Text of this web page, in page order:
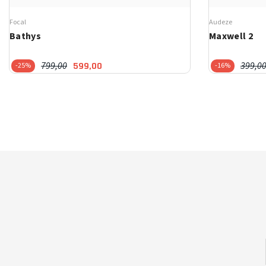
Focal
Bathys
-25% 799,00 599,00
Audeze
Maxwell 2
-16% 399,00